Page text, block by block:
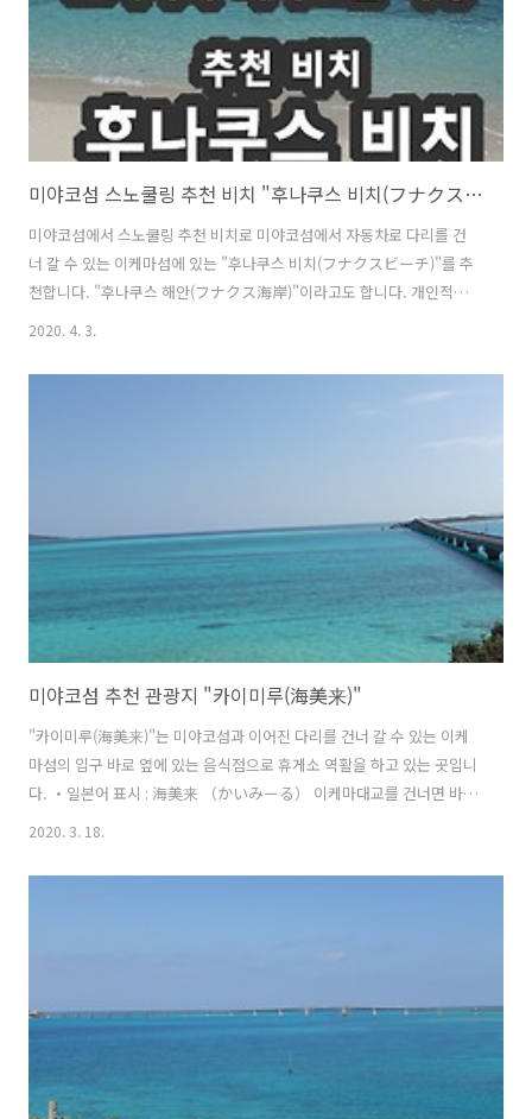
미야코섬 스노쿨링 추천 비치 "후나쿠스 비치(フナクスビーチ)"
미야코섬에서 스노쿨링 추천 비치로 미야코섬에서 자동차로 다리를 건
너 갈 수 있는 이케마섬에 있는 "후나쿠스 비치(フナクスビーチ)"를 추
천합니다. "후나쿠스 해안(フナクス海岸)"이라고도 합니다. 개인적으
クスビーチ)"의 위치 및 네비게이션 맵코드(MapCode) 미야코섬 시내
2020. 4. 3.
미야코섬 추천 관광지 "카이미루(海美来)"
"카이미루(海美来)"는 미야코섬과 이어진 다리를 건너 갈 수 있는 이케
마섬의 입구 바로 옆에 있는 음식점으로 휴게소 역활을 하고 있는 곳입니
다. ・일본어 표시 : 海美来 （かいみーる） 이케마대교를 건너면 바로
오른쪽에 보이는 곳인데요. 음식점, 화장실, 전망대, 여행선물샵, 비치등
맵코드 ・네비게이션 맵코드(MapCode) : 310 841 572*55 ・주소 : 〒
2020. 3. 18.